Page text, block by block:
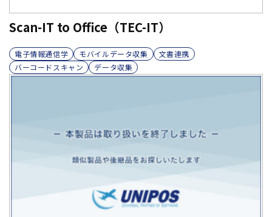
Scan-IT to Office（TEC-IT）
電子情報通信学 モバイルデータ収集
文書連携
バーコードスキャン
データ収集